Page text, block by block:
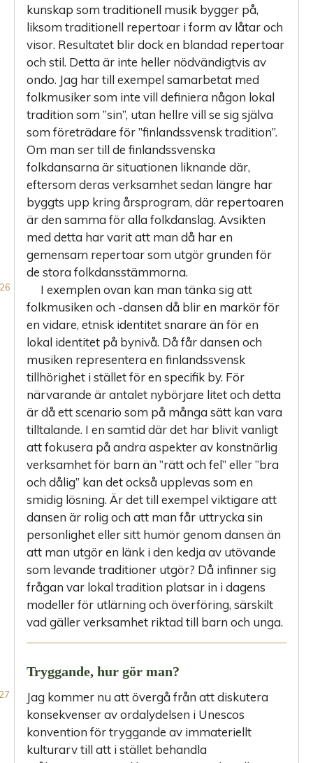
kunskap som traditionell musik bygger på,
liksom traditionell repertoar i form av låtar och
visor. Resultatet blir dock en blandad repertoar
och stil. Detta är inte heller nödvändigtvis av
ondo. Jag har till exempel samarbetat med
folkmusiker som inte vill definiera någon lokal
tradition som ”sin”, utan hellre vill se sig själva
som företrädare för ”finlandssvensk tradition”.
Om man ser till de finlandssvenska
folkdansarna är situationen liknande där,
eftersom deras verksamhet sedan längre har
byggts upp kring årsprogram, där repertoaren
är den samma för alla folkdanslag. Avsikten
med detta har varit att man då har en
gemensam repertoar som utgör grunden för
de stora folkdansstämmorna.
I exemplen ovan kan man tänka sig att
folkmusiken och -dansen då blir en markör för
en vidare, etnisk identitet snarare än för en
lokal identitet på bynivå. Då får dansen och
musiken representera en finlandssvensk
tillhörighet i stället för en specifik by. För
närvarande är antalet nybörjare litet och detta
är då ett scenario som på många sätt kan vara
tilltalande. I en samtid där det har blivit vanligt
att fokusera på andra aspekter av konstnärlig
verksamhet för barn än ”rätt och fel” eller ”bra
och dålig” kan det också upplevas som en
smidig lösning. Är det till exempel viktigare att
dansen är rolig och att man får uttrycka sin
personlighet eller sitt humör genom dansen än
att man utgör en länk i den kedja av utövande
som levande traditioner utgör? Då infinner sig
frågan var lokal tradition platsar in i dagens
modeller för utlärning och överföring, särskilt
vad gäller verksamhet riktad till barn och unga.
Tryggande, hur gör man?
Jag kommer nu att övergå från att diskutera
konsekvenser av ordalydelsen i Unescos
konvention för tryggande av immateriellt
kulturarv till att i stället behandla